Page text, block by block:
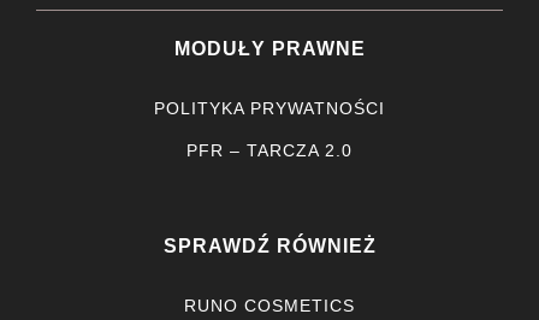
MODUŁY PRAWNE
POLITYKA PRYWATNOŚCI
PFR – TARCZA 2.0
SPRAWDŹ RÓWNIEŻ
RUNO COSMETICS